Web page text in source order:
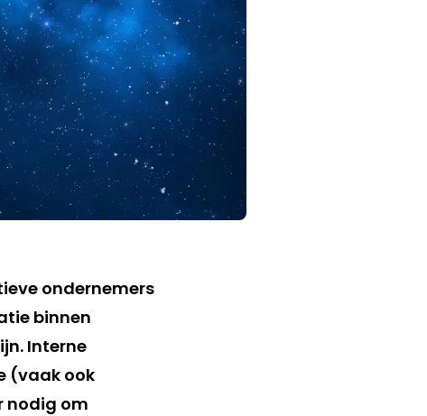
ondernemers
binnen
Interne
(vaak ook
nodig om